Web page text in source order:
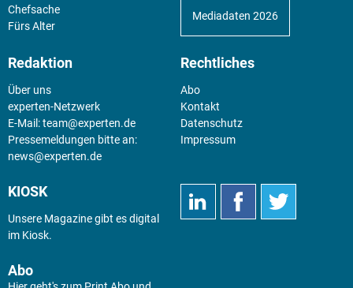
Chefsache
Fürs Alter
Mediadaten 2026
Redaktion
Über uns
experten-Netzwerk
E-Mail:team@experten.de
Pressemeldungen bitte an:
news@experten.de
Rechtliches
Abo
Kontakt
Datenschutz
Impressum
KIOSK
Unsere Magazine gibt es digital
im Kiosk.
Abo